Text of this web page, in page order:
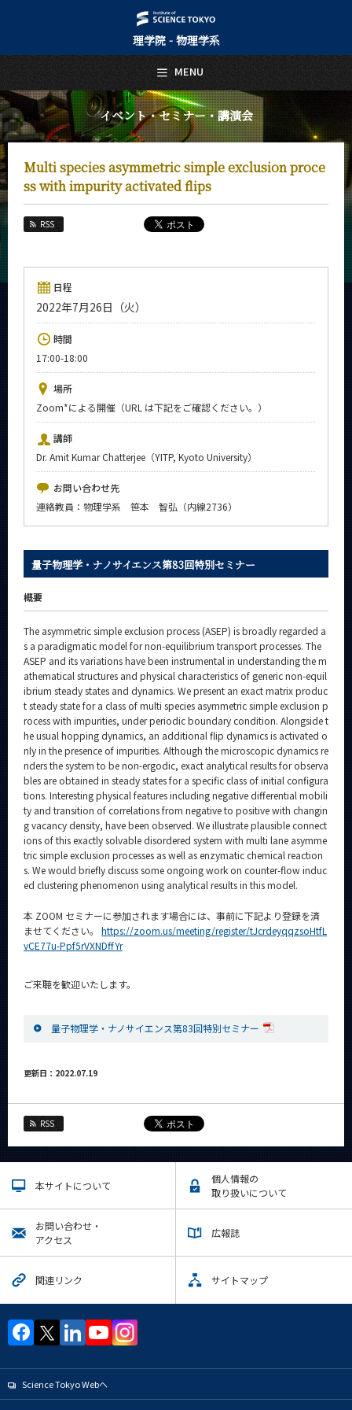
理学院 - 物理学系
イベント・セミナー・講演会
Multi species asymmetric simple exclusion proce
ss with impurity activated flips
RSS
日程
2022年7月26日（火）
時間
17:00-18:00
場所
Zoom*による開催（URL は下記をご確認ください。）
講師
Dr. Amit Kumar Chatterjee（YITP, Kyoto University）
お問い合わせ先
連絡教員：物理学系 笹本 智弘（内線2736）
量子物理学・ナノサイエンス第83回特別セミナー
概要
The asymmetric simple exclusion process (ASEP) is broadly regarded a
s a paradigmatic model for non-equilibrium transport processes. The
ASEP and its variations have been instrumental in understanding the m
athematical structures and physical characteristics of generic non-equil
ibrium steady states and dynamics. We present an exact matrix produc
t steady state for a class of multi species asymmetric simple exclusion p
rocess with impurities, under periodic boundary condition. Alongside t
he usual hopping dynamics, an additional flip dynamics is activated o
nly in the presence of impurities. Although the microscopic dynamics re
nders the system to be non-ergodic, exact analytical results for observa
bles are obtained in steady states for a specific class of initial configura
tions. Interesting physical features including negative differential mobili
ty and transition of correlations from negative to positive with changin
g vacancy density, have been observed. We illustrate plausible connect
ions of this exactly solvable disordered system with multi lane asymme
tric simple exclusion processes as well as enzymatic chemical reaction
s. We would briefly discuss some ongoing work on counter-flow induc
ed clustering phenomenon using analytical results in this model.
本 ZOOM セミナーに参加されます場合には、事前に下記より登録を済
ませてください。 https://zoom.us/meeting/register/tJcrdeyqqzsoHtfL
vCE77u-Ppf5rVXNDffYr
ご来聴を歓迎いたします。
量子物理学・ナノサイエンス第83回特別セミナー
更新日：2022.07.19
RSS
本サイトについて
個人情報の
取り扱いについて
お問い合わせ・
アクセス
広報誌
関連リンク サイトマップ
Science Tokyo Webヘ
MENU
日本語 English
トップページ
Top Page
物理学系について
About Us
教育
Education
教員・研究室
Faculty and Laboratories
未来
入学案内
News
イベントカレンダー
Event Calendar
今後のイベント
今後の課程別イベント
年別アーカイブ
サイト構成
CLOSE